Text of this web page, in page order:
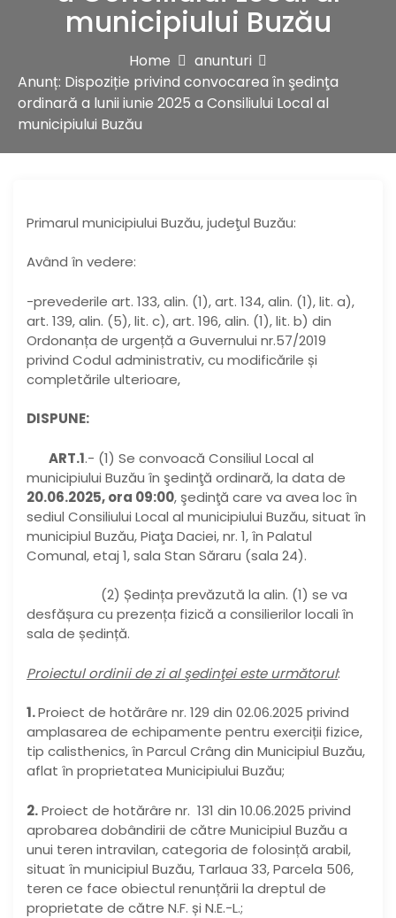
municipiului Buzău
Home
anunturi
Anunț: Dispoziție privind convocarea în şedinţa
ordinară a lunii iunie 2025 a Consiliului Local al
municipiului Buzău
Primarul municipiului Buzău, judeţul Buzău:
Având în vedere:
-prevederile art. 133, alin. (1), art. 134, alin. (1), lit. a),
art. 139, alin. (5), lit. c), art. 196, alin. (1), lit. b) din
Ordonanța de urgență a Guvernului nr.57/2019
privind Codul administrativ, cu modificările și
completările ulterioare,
DISPUNE:
ART.1.- (1) Se convoacă Consiliul Local al
municipiului Buzău în şedinţă ordinară, la data de
20.06.2025, ora 09:00, şedinţă care va avea loc în
sediul Consiliului Local al municipiului Buzău, situat în
municipiul Buzău, Piaţa Daciei, nr. 1, în Palatul
Comunal, etaj 1, sala Stan Săraru (sala 24).
(2) Ședința prevăzută la alin. (1) se va
desfășura cu prezența fizică a consilierilor locali în
sala de ședință.
Proiectul ordinii de zi al şedinţei este următorul:
1.Proiect de hotărâre nr. 129 din 02.06.2025 privind
amplasarea de echipamente pentru exerciții fizice,
tip calisthenics, în Parcul Crâng din Municipiul Buzău,
aflat în proprietatea Municipiului Buzău;
2.Proiect de hotărâre nr. 131 din 10.06.2025 privind
aprobarea dobândirii de către Municipiul Buzău a
unui teren intravilan, categoria de folosință arabil,
situat în municipiul Buzău, Tarlaua 33, Parcela 506,
teren ce face obiectul renunțării la dreptul de
proprietate de către N.F. și N.E.-L.;